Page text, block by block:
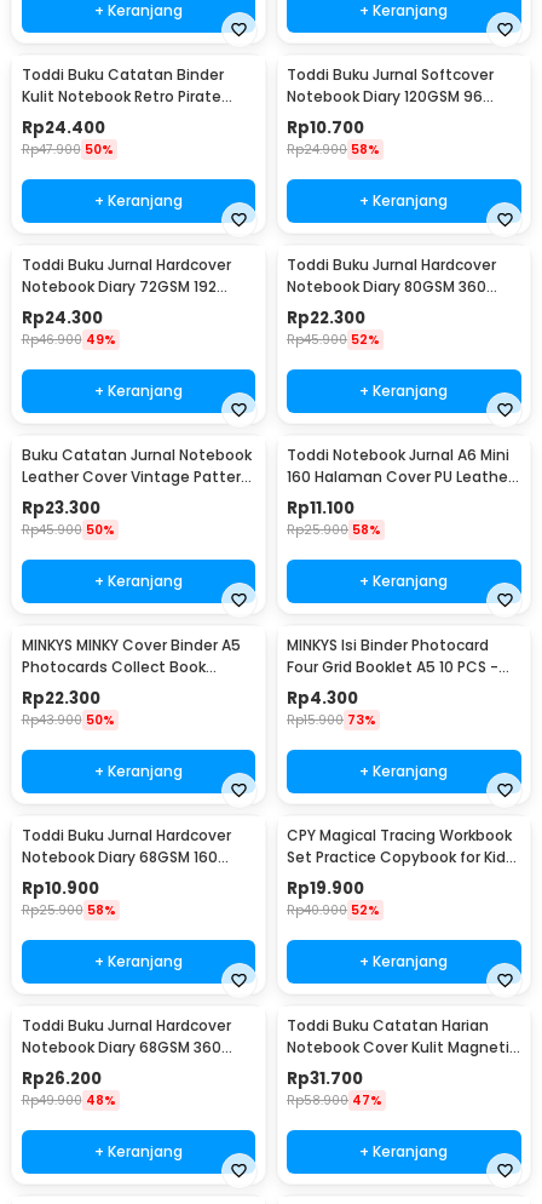
+ Keranjang + Keranjang
Toddi Buku Catatan Binder
Kulit Notebook Retro Pirate
Compass - ZB-45
Rp24.400
Rp47.900 50%
+ Keranjang
Toddi Buku Jurnal Softcover
Notebook Diary 120GSM 96
Halaman Blank - BQ-14
Rp10.700
Rp24.900 58%
+ Keranjang
Toddi Buku Jurnal Hardcover
Notebook Diary 72GSM 192
Halaman Lined - CW-60
Rp24.300
Rp46.900 49%
+ Keranjang
Toddi Buku Jurnal Hardcover
Notebook Diary 80GSM 360
Halaman Lined - CW-25
Rp22.300
Rp45.900 52%
+ Keranjang
Buku Catatan Jurnal Notebook
Leather Cover Vintage Pattern
- CW-64
Rp23.300
Rp45.900 50%
+ Keranjang
Toddi Notebook Jurnal A6 Mini
160 Halaman Cover PU Leather
Premium - CW-32
Rp11.100
Rp25.900 58%
+ Keranjang
MINKYS MINKY Cover Binder A5
Photocards Collect Book
Postcard Holder - 2021
Rp22.300
Rp43.900 50%
+ Keranjang
MINKYS Isi Binder Photocard
Four Grid Booklet A5 10 PCS -
A2021
Rp4.300
Rp15.900 73%
+ Keranjang
Toddi Buku Jurnal Hardcover
Notebook Diary 68GSM 160
Halaman Lined - CW-74
Rp10.900
Rp25.900 58%
+ Keranjang
CPY Magical Tracing Workbook
Set Practice Copybook for Kids
- 001
Rp19.900
Rp40.900 52%
+ Keranjang
Toddi Buku Jurnal Hardcover
Notebook Diary 68GSM 360
Halaman Lined - CW-05
Rp26.200
Rp49.900 48%
+ Keranjang
Toddi Buku Catatan Harian
Notebook Cover Kulit Magnetic
Buckle - CW-04
Rp31.700
Rp58.900 47%
+ Keranjang